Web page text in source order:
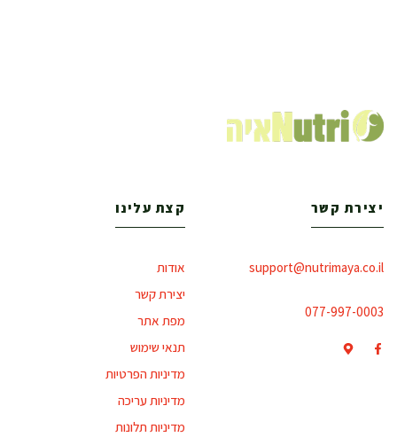
יצירת קשר
support@nutrimaya.co.il
077-997-0003
קצת עלינו
אודות
יצירת קשר
מפת אתר
תנאי שימוש
מדיניות הפרטיות
מדיניות עריכה
מדיניות תלונות